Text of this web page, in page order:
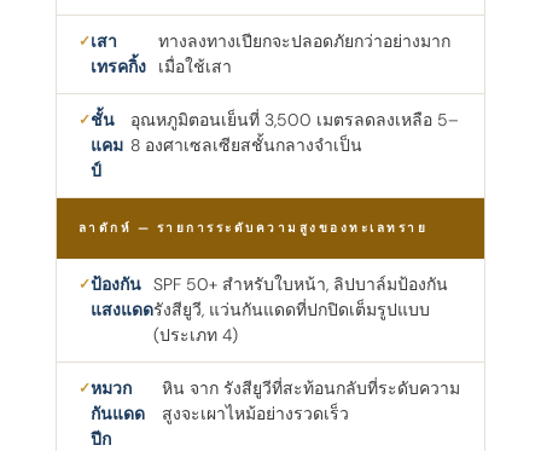
เสา
เทรคกิ้ง
ทางลงทางเปียกจะปลอดภัยกว่าอย่างมาก
เมื่อใช้เสา
ชั้น
แคม
ป์
อุณหภูมิตอนเย็นที่ 3,500 เมตรลดลงเหลือ 5–
8 องศาเซลเซียสชั้นกลางจําเป็น
ลาดักห์ — รายการระดับความสูงของทะเลทราย
ป้องกัน
แสงแดด
SPF 50+ สําหรับใบหน้า, ลิปบาล์มป้องกัน
รังสียูวี, แว่นกันแดดที่ปกปิดเต็มรูปแบบ
(ประเภท 4)
หมวก
กันแดด
ปีก
หิน จาก รังสียูวีที่สะท้อนกลับที่ระดับความ
สูงจะเผาไหม้อย่างรวดเร็ว